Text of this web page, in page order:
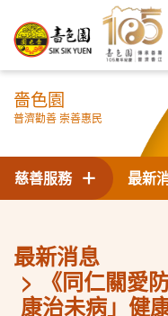
嗇色園
普濟勸善 崇善惠民
最新
慈善服務
最新消息
《同仁關愛
康治未病」健